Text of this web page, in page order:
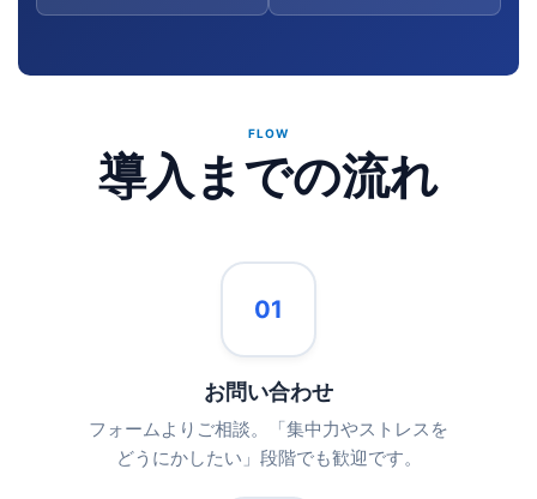
FLOW
導入までの流れ
01
お問い合わせ
フォームよりご相談。「集中力やストレスを
どうにかしたい」段階でも歓迎です。